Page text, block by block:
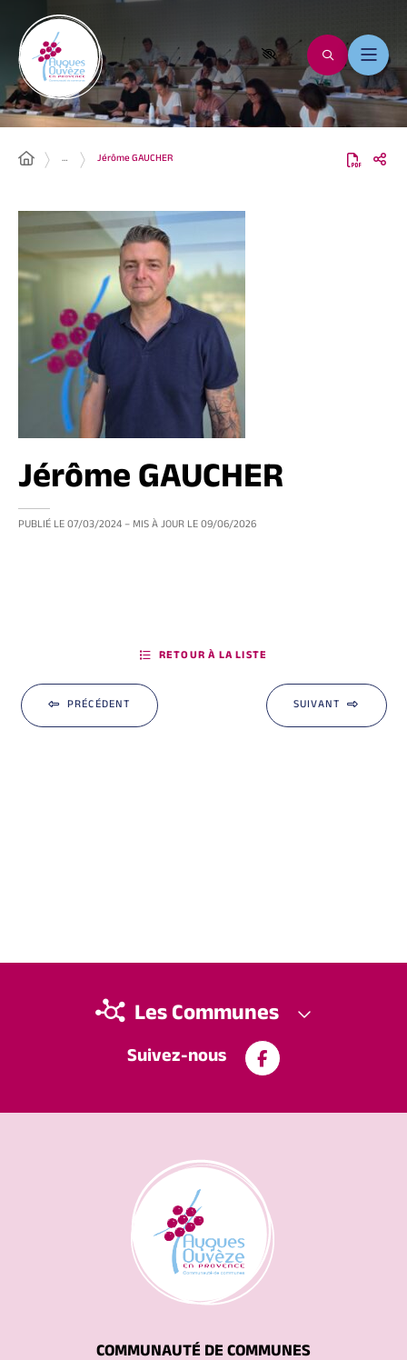
… Jérôme GAUCHER
Jérôme GAUCHER
PUBLIÉ LE07/03/2024 – MIS À JOUR LE09/06/2026
PRÉCÉDENT
RETOUR À LA LISTE
SUIVANT
Suivez-nous
Les Communes
COMMUNAUTÉ DE COMMUNES